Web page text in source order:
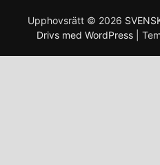
Upphovsrätt © 2026
Drivs med WordPress